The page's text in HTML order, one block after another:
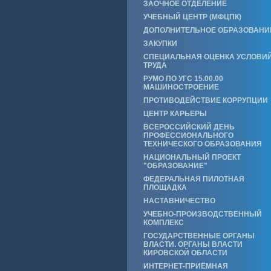
ЗАОЧНОЕ ОТДЕЛЕНИЕ
УЧЕБНЫЙ ЦЕНТР (МФЦПК)
ДОПОЛНИТЕЛЬНОЕ
ЗАКУПКИ
СПЕЦИАЛЬНАЯ ОЦЕНКА
ТРУДА
РУМО ПО УГС 15.00.00
МАШИНОСТРОЕНИЕ
ПРОТИВОДЕЙСТВИЕ КОРРУПЦИИ
ЦЕНТР КАРЬЕРЫ
ВСЕРОССИЙСКИЙ ДЕНЬ
ПРОФЕССИОНАЛЬНОГО
ТЕХНИЧЕСКОГО ОБРАЗОВАНИЯ
НАЦИОНАЛЬНЫЙ ПРОЕКТ
"ОБРАЗОВАНИЕ"
ФЕДЕРАЛЬНАЯ ПИЛОТНАЯ
ПЛОЩАДКА
НАСТАВНИЧЕСТВО
УЧЕБНО-ПРОИЗВОДСТВЕННЫЙ
КОМПЛЕКС
ГОСУДАРСТВЕННЫЕ ОРГАНЫ
ВЛАСТИ. ОРГАНЫ ВЛАСТИ
КИРОВСКОЙ ОБЛАСТИ
ИНТЕРНЕТ-ПРИЁМНАЯ